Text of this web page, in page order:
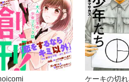
ケーキの切